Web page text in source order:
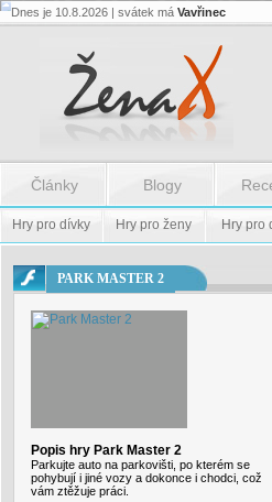
Flash.nazev
Flash.nazev
Dnes je 10.8.2026 | svátek má Vavřinec
Články Blogy
Hry pro dívky Hry pro ženy Hry pro
PARK MASTER 2
Popis hry Park Master 2
Parkujte auto na parkovišti, po kterém se
pohybují i jiné vozy a dokonce i chodci, což
vám ztěžuje práci.